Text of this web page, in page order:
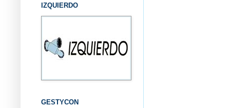
IZQUIERDO
GESTYCON